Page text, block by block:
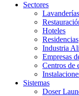
Sectores
Lavanderías
Hoteles
Residencias
Industria
Empresas
Centros de
Sistemas
Doser